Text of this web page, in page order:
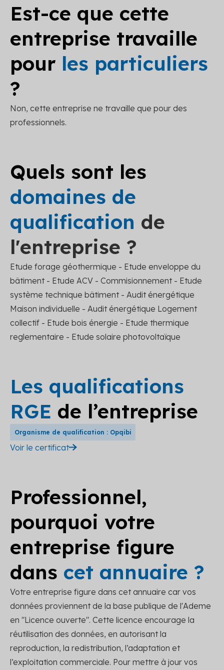
Est-ce que cette
entreprise travaille
pour les particuliers
?
Non, cette entreprise ne travaille que pour des
professionnels.
Quels sont les
domaines de
qualification de
l'entreprise ?
Etude forage géothermique - Etude enveloppe du
bâtiment - Etude ACV - Commisionnement - Etude
système technique bâtiment - Audit énergétique
Maison individuelle - Audit énergétique Logement
collectif - Etude bois énergie - Etude thermique
reglementaire - Etude solaire photovoltaïque
Les qualifications
RGE de l’entreprise
Organisme de qualification : Opqibi
Voir le certificat
Professionnel,
pourquoi votre
entreprise figure
dans cet annuaire ?
Votre entreprise figure dans cet annuaire car vos
données proviennent de la base publique de l'Ademe
en "Licence ouverte". Cette licence encourage la
réutilisation des données, en autorisant la
reproduction, la redistribution, l’adaptation et
l’exploitation commerciale. Pour mettre à jour vos